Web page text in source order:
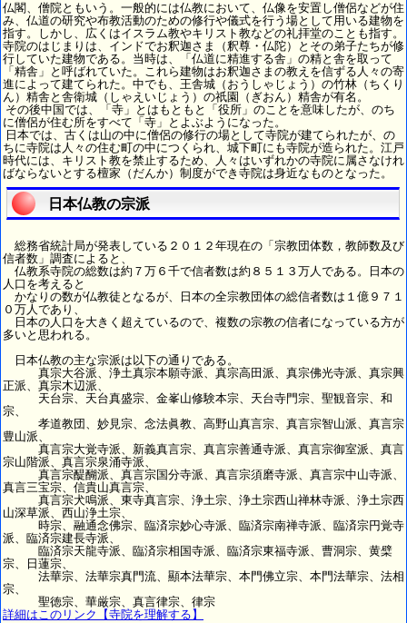
仏閣、僧院ともいう。一般的には仏教において、仏像を安置し僧侶などが住
み、仏道の研究や布教活動のための修行や儀式を行う場として用いる建物を
指す。しかし、広くはイスラム教やキリスト教などの礼拝堂のことも指す。
寺院のはじまりは、インドでお釈迦さま（釈尊・仏陀）とその弟子たちが修
行していた建物である。当時は、「仏道に精進する舎」の精と舎を取って
「精舎」と呼ばれていた。これら建物はお釈迦さまの教えを信ずる人々の寄
進によって建てられた。中でも、王舎城（おうしゃじょう）の竹林（ちくり
ん）精舎と舎衛城（しゃえいじょう）の祇園（ぎおん）精舎が有名。
その後中国では、「寺」とはもともと「役所」のことを意味したが、のち
に僧侶が住む所をすべて「寺」とよぶようになった。
日本では、古くは山の中に僧侶の修行の場として寺院が建てられたが、の
ちに寺院は人々の住む町の中につくられ、城下町にも寺院が造られた。江戸
時代には、キリスト教を禁止するため、人々はいずれかの寺院に属さなけれ
ばならないとする檀家（だんか）制度ができ寺院は身近なものとなった。
日本仏教の宗派
総務省統計局が発表している２０１２年現在の「宗教団体数，教師数及び
信者数」調査によると、
仏教系寺院の総数は約７万６千で信者数は約８５１３万人である。日本の
人口を考えると
かなりの数が仏教徒となるが、日本の全宗教団体の総信者数は１億９７１
０万人であり、
日本の人口を大きく超えているので、複数の宗教の信者になっている方が
多いと思われる。
日本仏教の主な宗派は以下の通りである。
真宗大谷派、浄土真宗本願寺派、真宗高田派、真宗佛光寺派、真宗興
正派、真宗木辺派、
天台宗、天台真盛宗、金峯山修験本宗、天台寺門宗、聖観音宗、和
宗、
孝道教団、妙見宗、念法眞教、高野山真言宗、真言宗智山派、真言宗
豊山派、
真言宗大覚寺派、新義真言宗、真言宗善通寺派、真言宗御室派、真言
宗山階派、真言宗泉涌寺派、
真言宗醍醐派、真言宗国分寺派、真言宗須磨寺派、真言宗中山寺派、
真言三宝宗、信貴山真言宗、
真言宗犬鳴派、東寺真言宗、浄土宗、浄土宗西山禅林寺派、浄土宗西
山深草派、西山浄土宗、
時宗、融通念佛宗、臨済宗妙心寺派、臨済宗南禅寺派、臨済宗円覚寺
派、臨済宗建長寺派、
臨済宗天龍寺派、臨済宗相国寺派、臨済宗東福寺派、曹洞宗、黄檗
宗、日蓮宗、
法華宗、法華宗真門流、顯本法華宗、本門佛立宗、本門法華宗、法相
宗、
聖徳宗、華厳宗、真言律宗、律宗
詳細はこのリンク【寺院を理解する】